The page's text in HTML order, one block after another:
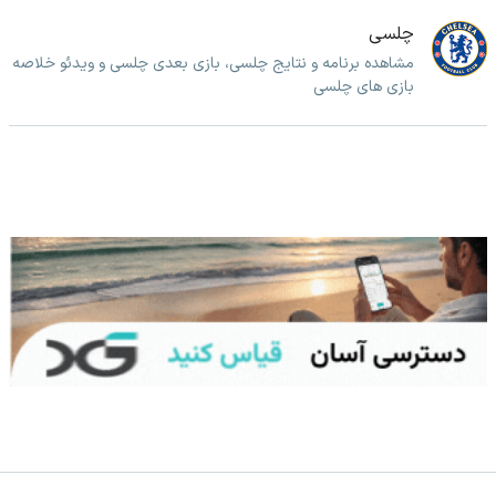
چلسی
مشاهده برنامه و نتایج چلسی، بازی بعدی چلسی و ویدئو خلاصه
بازی های چلسی